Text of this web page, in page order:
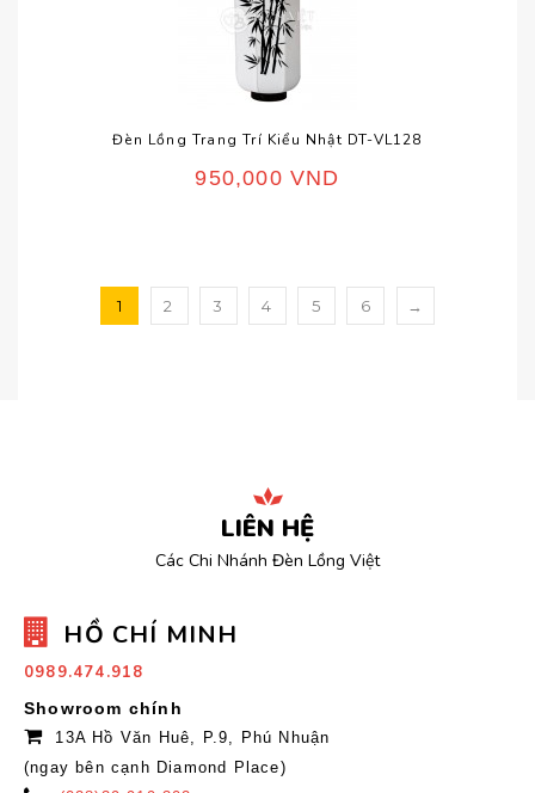
Đèn Lồng Trang Trí Kiểu Nhật DT-VL128
950,000 VND
1 2 3 4 5 6 →
LIÊN HỆ
Các Chi Nhánh Đèn Lồng Việt
HỒ CHÍ MINH
0989.474.918
Showroom chính
13A Hồ Văn Huê, P.9, Phú Nhuận
(ngay bên cạnh Diamond Place)